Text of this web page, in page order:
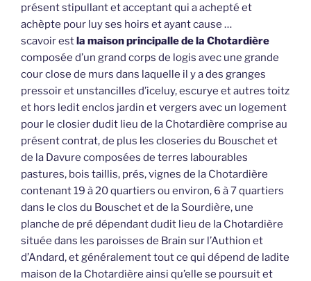
présent stipullant et acceptant qui a achepté et
achèpte pour luy ses hoirs et ayant cause …
scavoir estla maison principalle de la Chotardière
composée d’un grand corps de logis avec une grande
cour close de murs dans laquelle il y a des granges
pressoir et unstancilles d’iceluy, escurye et autres toitz
et hors ledit enclos jardin et vergers avec un logement
pour le closier dudit lieu de la Chotardière comprise au
présent contrat, de plus les closeries du Bouschet et
de la Davure composées de terres labourables
pastures, bois taillis, prés, vignes de la Chotardière
contenant 19 à 20 quartiers ou environ, 6 à 7 quartiers
dans le clos du Bouschet et de la Sourdière, une
planche de pré dépendant dudit lieu de la Chotardière
située dans les paroisses de Brain sur l’Authion et
d’Andard, et généralement tout ce qui dépend de ladite
maison de la Chotardière ainsi qu’elle se poursuit et